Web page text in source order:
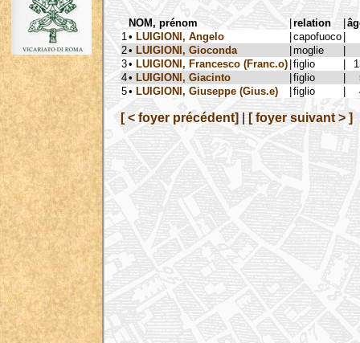
NOM, prénom |relation |
1 • LUIGIONI, Angelo |capofuoco |
2• LUIGIONI, Gioconda |moglie
|
3• LUIGIONI, Francesco (Franc.o) |figlio |
4• LUIGIONI, Giacinto |figlio |
5• LUIGIONI, Giuseppe (Gius.e) |figlio |
[ < foyer précédent] [ foyer suivant > ]